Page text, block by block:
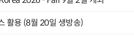
활용 (8월 20일 생방송)